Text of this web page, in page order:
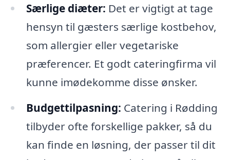
Særlige diæter: Det er vigtigt at tage
hensyn til gæsters særlige kostbehov,
som allergier eller vegetariske
præferencer. Et godt cateringfirma vil
kunne imødekomme disse ønsker.
Budgettilpasning: Catering i Rødding
tilbyder ofte forskellige pakker, så du
kan finde en løsning, der passer til dit